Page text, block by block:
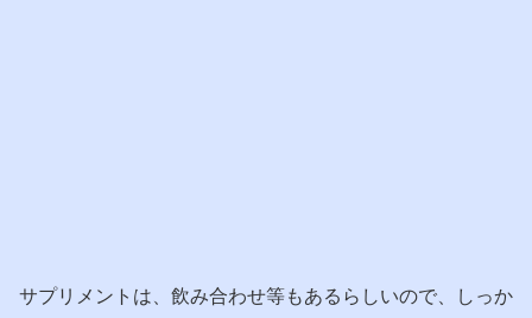
サプリメントは、飲み合わせ等もあるらしいので、しっか